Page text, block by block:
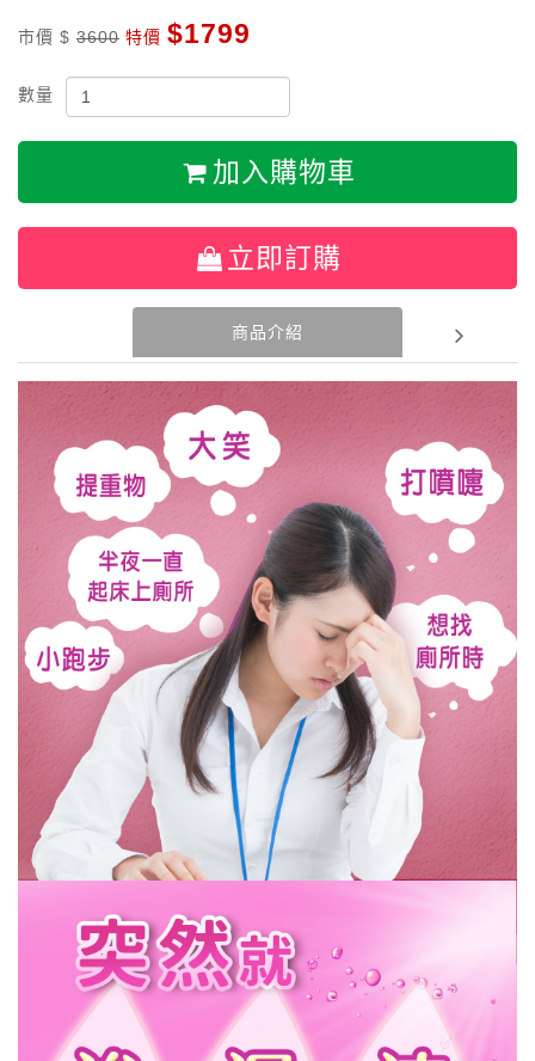
市價 $ 3600 特價 $1799
數量
加入購物車
立即訂購
商品介紹